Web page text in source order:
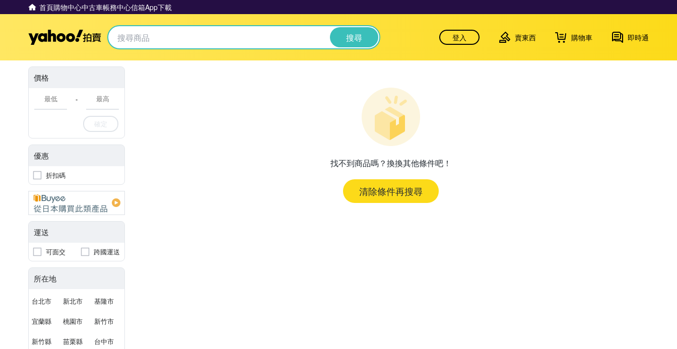
首頁購物中心中古車帳務中心信箱App下載
Yahoo拍賣 搜尋 登入 賣東西 購物車 即時通
價格
-
確定
優惠
折扣碼
運送
可面交 跨國運送
所在地
台北市 新北市 基隆市
宜蘭縣 桃園市 新竹市
新竹縣 苗栗縣 台中市
找不到商品嗎？換換其他條件吧！
清除條件再搜尋